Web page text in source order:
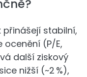
přinášejí stabilní,
ocenění (P/E,
další ziskový
nižší (~2 %),